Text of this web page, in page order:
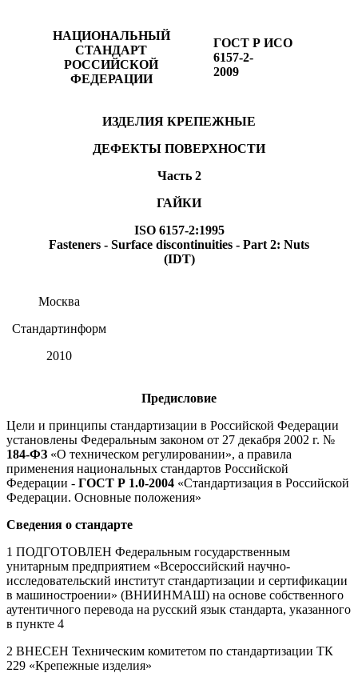
НАЦИОНАЛЬНЫЙ
СТАНДАРТ
РОССИЙСКОЙ
ФЕДЕРАЦИИ
ГОСТ Р ИСО
6157-2-
2009
ИЗДЕЛИЯ КРЕПЕЖНЫЕ
ДЕФЕКТЫ ПОВЕРХНОСТИ
Часть 2
ГАЙКИ
ISO 6157-2:1995
Fasteners - Surface discontinuities - Part 2: Nuts
(IDT)
Москва
Стандартинформ
2010
Предисловие
Цели и принципы стандартизации в Российской Федерации
установлены Федеральным законом от 27 декабря 2002 г. №
184-ФЗ «О техническом регулировании», а правила
применения национальных стандартов Российской
Федерации - ГОСТ Р 1.0-2004 «Стандартизация в Российской
Федерации. Основные положения»
Сведения о стандарте
1 ПОДГОТОВЛЕН Федеральным государственным
унитарным предприятием «Всероссийский научно-
исследовательский институт стандартизации и сертификации
в машиностроении» (ВНИИНМАШ) на основе собственного
аутентичного перевода на русский язык стандарта, указанного
в пункте 4
2 ВНЕСЕН Техническим комитетом по стандартизации ТК
229 «Крепежные изделия»